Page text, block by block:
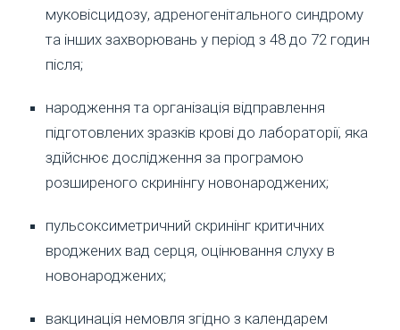
муковісцидозу, адреногенітального синдрому
та інших захворювань у період з 48 до 72 годин
після;
народження та організація відправлення
підготовлених зразків крові до лабораторії, яка
здійснює дослідження за програмою
розширеного скринінгу новонароджених;
пульсоксиметричний скринінг критичних
вроджених вад серця, оцінювання слуху в
новонароджених;
вакцинація немовля згідно з календарем